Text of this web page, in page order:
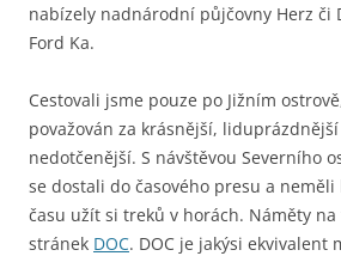
nabízely nadnárodní půjčovny Herz či
Ford Ka.
Cestovali jsme pouze po Jižním
považován za krásnější,
nedotčenější. S návštěvou Severního
se dostali do časového presu a
času užít si treků v horách. Náměty
stránek DOC. DOC je jakýsi ekvivalent